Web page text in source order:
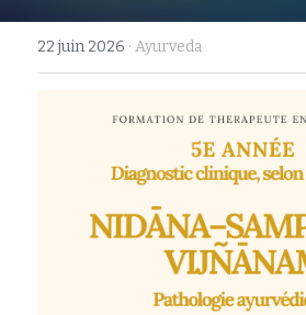
22 juin 2026 · Ayurveda